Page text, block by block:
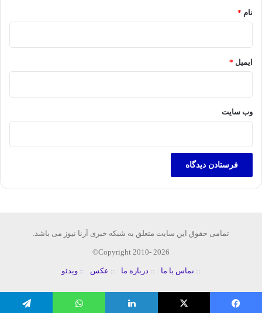
نام *
ایمیل *
وب‌ سایت
تمامی حقوق این سایت متعلق به شبکه خبری آرنا نیوز می باشد.
Copyright 2010- 2026©
:: تماس با ما :: درباره ما :: عکس :: ویدئو